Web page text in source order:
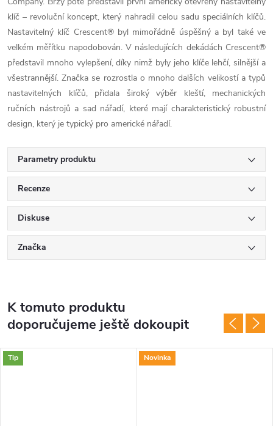
klíč – revoluční koncept, který nahradil celou sadu speciálních klíčů.
Nastavitelný klíč Crescent® byl mimořádně úspěšný a byl také ve
velkém měřítku napodobován. V následujících dekádách Crescent®
představil mnoho vylepšení, díky nimž byly jeho klíče lehčí, silnější a
všestrannější. Značka se rozrostla o mnoho dalších velikostí a typů
nastavitelných klíčů, přidala široký výběr kleští, mechanických
ručních nástrojů a sad nářadí, které mají charakteristický robustní
design, který je typický pro americké nářadí.
Parametry produktu
Recenze
Diskuse
Značka
K tomuto produktu
doporučujeme ještě dokoupit
Tip Novinka